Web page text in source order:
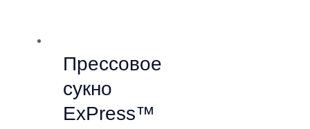
Прессовое
сукно
ExPress™